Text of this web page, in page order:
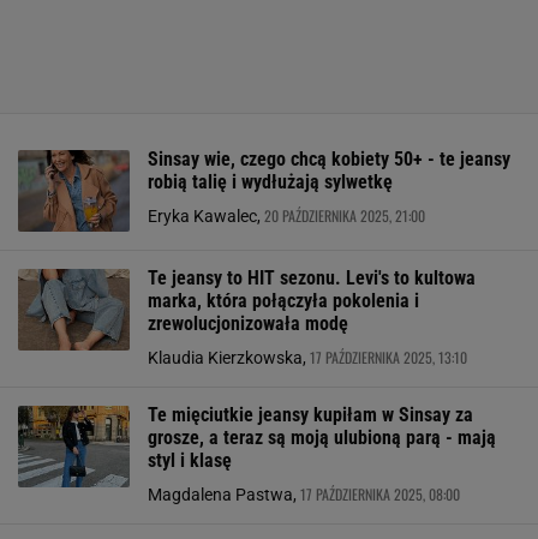
Sinsay wie, czego chcą kobiety 50+ - te jeansy
robią talię i wydłużają sylwetkę
Eryka Kawalec, 20 PAŹDZIERNIKA 2025, 21:00
Te jeansy to HIT sezonu. Levi's to kultowa
marka, która połączyła pokolenia i
zrewolucjonizowała modę
Klaudia Kierzkowska, 17 PAŹDZIERNIKA 2025, 13:10
Te mięciutkie jeansy kupiłam w Sinsay za
grosze, a teraz są moją ulubioną parą - mają
styl i klasę
Magdalena Pastwa, 17 PAŹDZIERNIKA 2025, 08:00